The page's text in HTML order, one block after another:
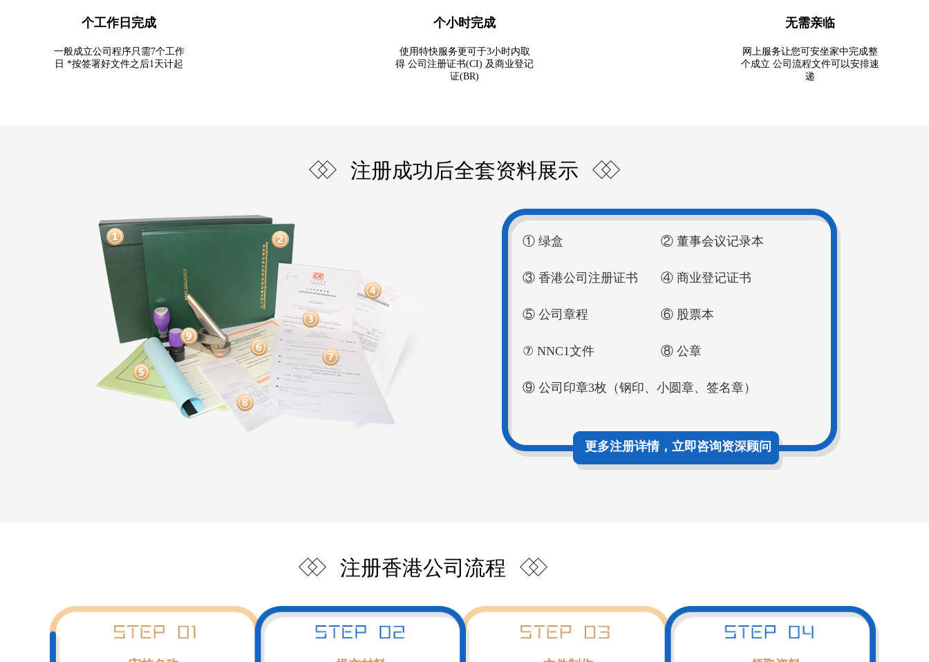
个工作日完成
一般成立公司程序只需7个工作
日 *按签署好文件之后1天计起
个小时完成
使用特快服务更可于3小时内取
得 公司注册证书(CI) 及商业登记
证(BR)
无需亲临
网上服务让您可安坐家中完成整
个成立 公司流程文件可以安排速
递
注册成功后全套资料展示
① 绿盒 ② 董事会议记录本
③ 香港公司注册证书 ④ 商业登记证书
⑤ 公司章程 ⑥ 股票本
⑦ NNC1文件 ⑧ 公章
⑨ 公司印章3枚（钢印、小圆章、签名章）
更多注册详情，立即咨询资深顾问
注册香港公司流程